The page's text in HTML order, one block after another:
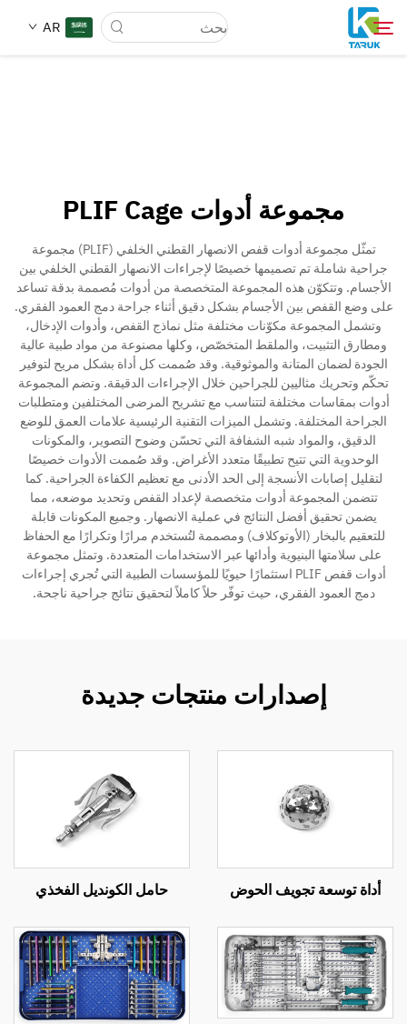
AR
أخبار وأحداث
معلومات عنا
مدونة
اتصل
مجموعة أدوات PLIF Cage
تمثّل مجموعة أدوات قفص الانصهار القطني الخلفي (PLIF) مجموعة
جراحية شاملة تم تصميمها خصيصًا لإجراءات الانصهار القطني الخلفي بين
الأجسام. وتتكوّن هذه المجموعة المتخصصة من أدوات مُصممة بدقة تساعد
على وضع القفص بين الأجسام بشكل دقيق أثناء جراحة دمج العمود الفقري.
وتشمل المجموعة مكوّنات مختلفة مثل نماذج القفص، وأدوات الإدخال،
ومطارق التثبيت، والملقط المتخصّص، وكلها مصنوعة من مواد طبية عالية
الجودة لضمان المتانة والموثوقية. وقد صُممت كل أداة بشكل مريح لتوفير
تحكّم وتحريك مثاليين للجراحين خلال الإجراءات الدقيقة. وتضم المجموعة
أدوات بمقاسات مختلفة لتتناسب مع تشريح المرضى المختلفين ومتطلبات
الجراحة المختلفة. وتشمل الميزات التقنية الرئيسية علامات العمق للوضع
الدقيق، والمواد شبه الشفافة التي تحسّن وضوح التصوير، والمكونات
الوحدوية التي تتيح تطبيقًا متعدد الأغراض. وقد صُممت الأدوات خصيصًا
لتقليل إصابات الأنسجة إلى الحد الأدنى مع تعظيم الكفاءة الجراحية. كما
تتضمن المجموعة أدوات متخصصة لإعداد القفص وتحديد موضعه، مما
يضمن تحقيق أفضل النتائج في عملية الانصهار. وجميع المكونات قابلة
للتعقيم بالبخار (الأوتوكلاف) ومصممة لتُستخدم مرارًا وتكرارًا مع الحفاظ
على سلامتها البنيوية وأدائها عبر الاستخدامات المتعددة. وتمثل مجموعة
أدوات قفص PLIF استثمارًا حيويًا للمؤسسات الطبية التي تُجري إجراءات
دمج العمود الفقري، حيث توفّر حلاً كاملاً لتحقيق نتائج جراحية ناجحة.
إصدارات منتجات جديدة
أداة توسعة تجويف الحوض حامل الكونديل الفخذي